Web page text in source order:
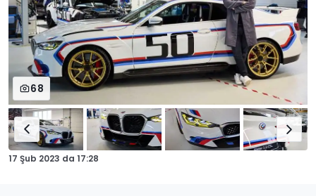
68
17 Şub 2023 da 17:28